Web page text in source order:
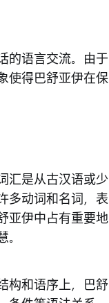
的语言交流。由于
使得巴舒亚伊在保
汇是从古汉语或少
多动词和名词，表
亚伊中占有重要地
。
构和语序上，巴舒